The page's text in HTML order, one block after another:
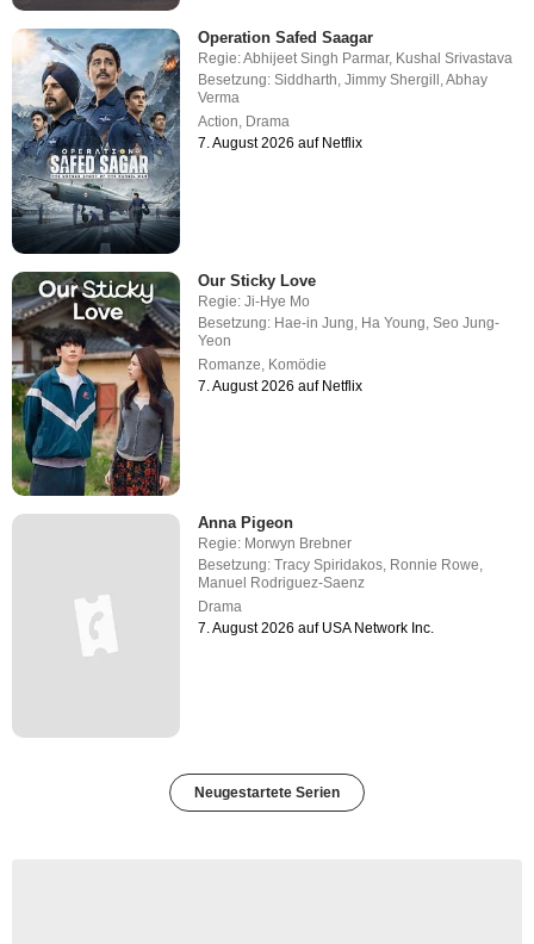
Operation Safed Saagar
Regie:Abhijeet Singh Parmar, Kushal Srivastava
Besetzung:Siddharth,Jimmy Shergill ,Abhay
Verma
Action, Drama
7. August 2026 auf Netflix
Our Sticky Love
Regie:Ji-Hye Mo
Besetzung: Hae-in Jung Ha Young ,Seo Jung-
Yeon
Romanze Komödie
7. August 2026 auf Netflix
Anna Pigeon
Regie: Morwyn Brebner
Besetzung:Tracy Spiridakos, Ronnie Rowe,
Manuel Rodriguez-Saenz
Drama
7. August 2026 auf USA Network Inc.
Neugestartete Serien